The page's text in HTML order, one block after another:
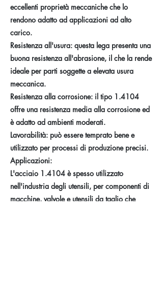
eccellenti proprietà meccaniche che lo
rendono adatto ad applicazioni ad alto
carico.
Resistenza all'usura: questa lega presenta una
buona resistenza all'abrasione, il che la rende
ideale per parti soggette a elevata usura
meccanica.
Resistenza alla corrosione: il tipo 1.4104
offre una resistenza media alla corrosione ed
è adatto ad ambienti moderati.
Lavorabilità: può essere temprato bene e
utilizzato per processi di produzione precisi.
Applicazioni:
L'acciaio 1.4104 è spesso utilizzato
nell'industria degli utensili, per componenti di
macchine, valvole e utensili da taglio che